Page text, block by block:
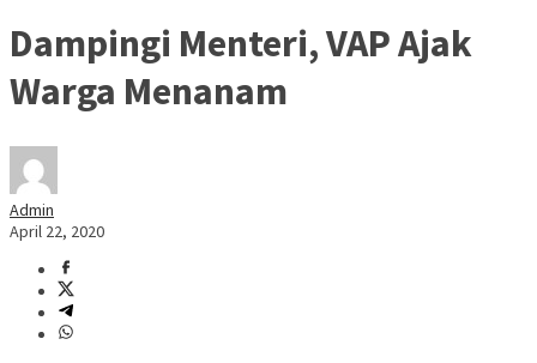
Dampingi Menteri, VAP Ajak
Warga Menanam
Admin
April 22, 2020